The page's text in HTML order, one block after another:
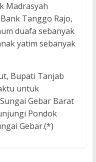
Madrasyah
Tanggo Rajo,
duafa sebanyak
yatim sebanyak
Bupati Tanjab
untuk
Gebar Barat
Pondok
Gebar.(*)